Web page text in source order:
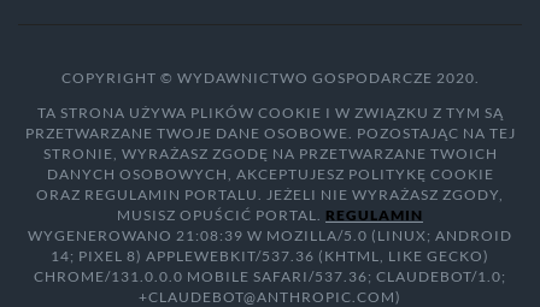
COPYRIGHT © WYDAWNICTWO GOSPODARCZE 2020.
TA STRONA UŻYWA PLIKÓW COOKIE I W ZWIĄZKU Z TYM SĄ
PRZETWARZANE TWOJE DANE OSOBOWE. POZOSTAJĄC NA TEJ
STRONIE, WYRAŻASZ ZGODĘ NA PRZETWARZANE TWOICH
DANYCH OSOBOWYCH, AKCEPTUJESZ POLITYKĘ COOKIE
ORAZ REGULAMIN PORTALU. JEŻELI NIE WYRAŻASZ ZGODY,
MUSISZ OPUŚCIĆ PORTAL. REGULAMIN
WYGENEROWANO 21:08:39 W MOZILLA/5.0 (LINUX; ANDROID
14; PIXEL 8) APPLEWEBKIT/537.36 (KHTML, LIKE GECKO)
CHROME/131.0.0.0 MOBILE SAFARI/537.36; CLAUDEBOT/1.0;
+CLAUDEBOT@ANTHROPIC.COM)